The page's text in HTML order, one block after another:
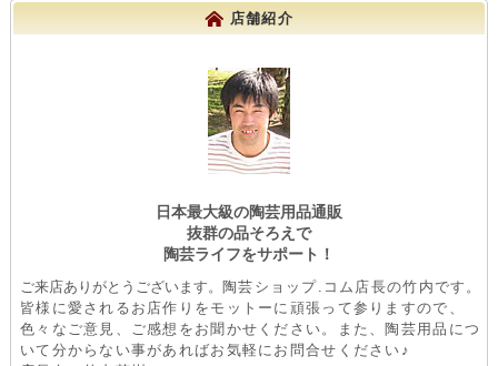
店舗紹介
日本最大級の陶芸用品通販
抜群の品そろえで
陶芸ライフをサポート！
ご来店ありがとうございます。 陶芸ショップ.コム店長の竹内です。
皆様に愛されるお店作りをモットーに頑張って参りますので、
色々なご意見、ご感想をお聞かせください。また、陶芸用品につ
いて分からない事があればお気軽にお問合せください♪